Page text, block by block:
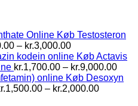
Køb Testosteron
– kr.3,000.00Prisinterval:
kr.800.00
til
kr.3,000.00
Køb Actavis
kr.1,700.00 – kr.9,000.00
Køb Desoxyn
1,500.00 – kr.2,000.00